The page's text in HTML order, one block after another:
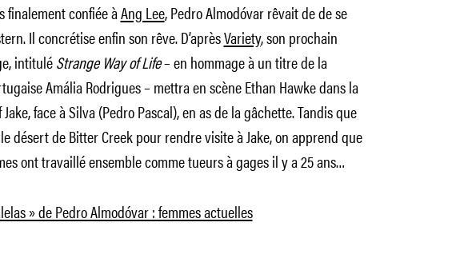
finalement confiée àAng Lee, Pedro Almodóvar rêvait de de se
Il concrétise enfin son rêve. D’aprèsVariety, son prochain
intituléStrange Way of Life– en hommage à un titre de la
Amália Rodrigues – mettra en scène Ethan Hawke dans la
face à Silva (Pedro Pascal), en as de la gâchette. Tandis que
désert de Bitter Creek pour rendre visite à Jake, on apprend que
ont travaillé ensemble comme tueurs à gages il y a 25 ans…
» de Pedro Almodóvar : femmes actuelles